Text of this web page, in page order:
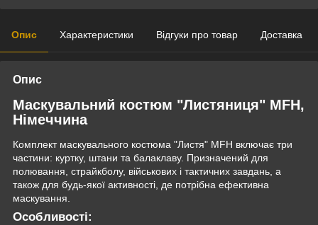
Опис Характеристики Відгуки про товар Доставка
Опис
Маскувальний костюм "Листяниця" MFH,
Німеччина
Комплект маскувального костюма "Листя" MFH включає три
частини: куртку, штани та балаклаву. Призначений для
полювання, страйкболу, військових і тактичних завдань, а
також для будь-якої активності, де потрібна ефективна
маскування.
Особливості: